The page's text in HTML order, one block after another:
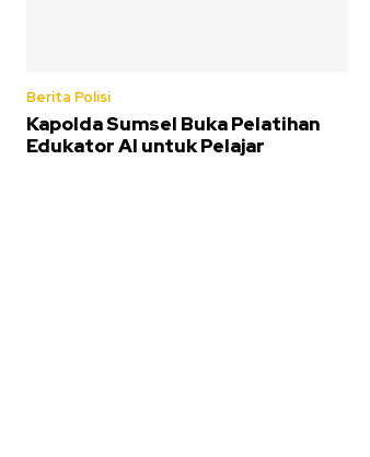
Berita Polisi
Kapolda Sumsel Buka Pelatihan
Edukator AI untuk Pelajar